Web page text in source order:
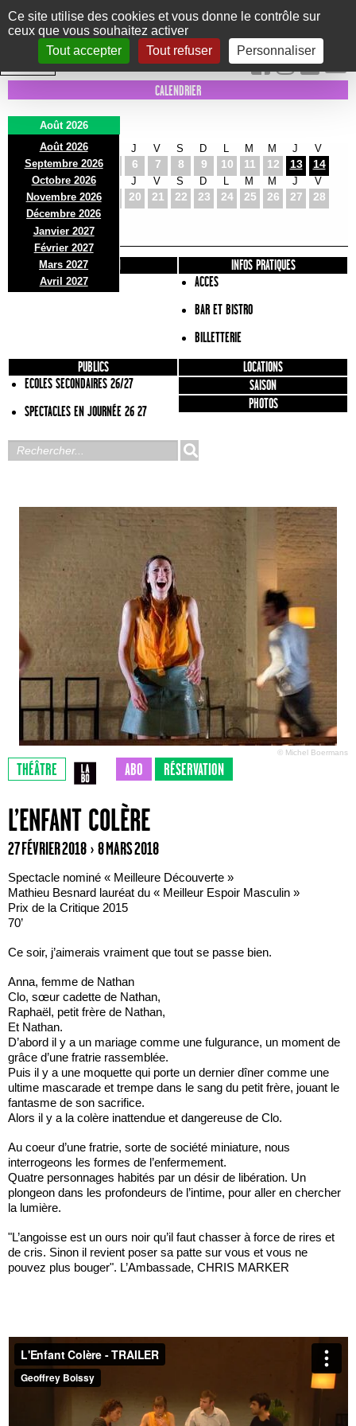
Panneau de gestion des cookies
Ce site utilise des cookies et vous donne le contrôle sur
ceux que vous souhaitez activer
Tout accepter
Tout refuser Personnaliser
Le Marni
CONCERTS DANSE/CIRQUE THÉÂTRE KIDS EXPOS EVENTS
INTRA MUROS
CALENDRIER
Août 2026
Août 2026
Septembre 2026
Octobre 2026
Novembre 2026
Décembre 2026
Janvier 2027
Février 2027
Mars 2027
Avril 2027
D
2
L
3
M
4
J
6
V
7
S
8
D
9 10
M
11
M
12
J
13
V
14
D
16
L
17
M
18
J
20
V
21
S
22
D
23 24
M
25
M
26
J
27
V
28
D
30
L
31
PRÉSENTATION
INFOS PRATIQUES
ACCES
BAR ET BISTRO
BILLETTERIE
PUBLICS
ECOLES SECONDAIRES 26/27
SPECTACLES EN JOURNÉE 26 27
LOCATIONS
SAISON
PHOTOS
© Michel Boermans
THÉÂTRE ABO RÉSERVATION
L’ENFANT COLÈRE
27 FÉVRIER 2018 › 8 MARS 2018
Spectacle nominé « Meilleure Découverte »
Mathieu Besnard lauréat du « Meilleur Espoir Masculin »
Prix de la Critique 2015
70’
Ce soir, j’aimerais vraiment que tout se passe bien.
Anna, femme de Nathan
Clo, sœur cadette de Nathan,
Raphaël, petit frère de Nathan,
Et Nathan.
D’abord il y a un mariage comme une fulgurance, un moment de
grâce d’une fratrie rassemblée.
Puis il y a une moquette qui porte un dernier dîner comme une
ultime mascarade et trempe dans le sang du petit frère, jouant le
fantasme de son sacrifice.
Alors il y a la colère inattendue et dangereuse de Clo.
Au coeur d’une fratrie, sorte de société miniature, nous
interrogeons les formes de l’enfermement.
Quatre personnages habités par un désir de libération. Un
plongeon dans les profondeurs de l’intime, pour aller en chercher
la lumière.
"L’angoisse est un ours noir qu’il faut chasser à force de rires et
de cris. Sinon il revient poser sa patte sur vous et vous ne
pouvez plus bouger". L’Ambassade, CHRIS MARKER